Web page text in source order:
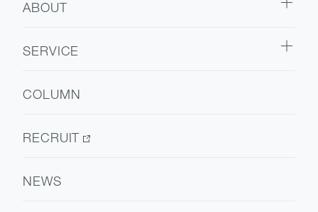
ABOUT
会社情報
SERVICE
医療人材
COLUMN
RECRUIT
NEWS